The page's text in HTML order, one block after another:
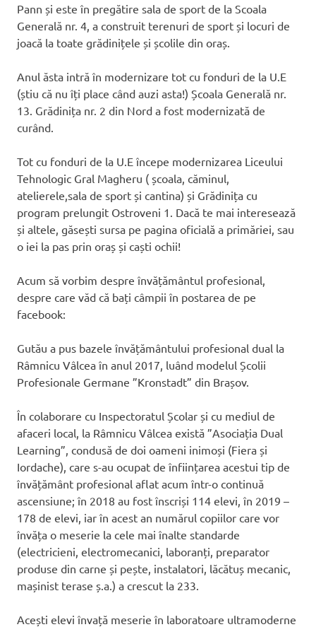
Pann și este în pregătire sala de sport de la Scoala
Generală nr. 4, a construit terenuri de sport și locuri de
joacă la toate grădinițele și școlile din oraș.
Anul ăsta intră în modernizare tot cu fonduri de la U.E
(știu că nu îți place când auzi asta!) Școala Generală nr.
13. Grădinița nr. 2 din Nord a fost modernizată de
curând.
Tot cu fonduri de la U.E începe modernizarea Liceului
Tehnologic Gral Magheru ( școala, căminul,
atelierele,sala de sport și cantina) și Grădinița cu
program prelungit Ostroveni 1. Dacă te mai interesează
și altele, găsești sursa pe pagina oficială a primăriei, sau
o iei la pas prin oraș și caști ochii!
Acum să vorbim despre învățământul profesional,
despre care văd că bați câmpii în postarea de pe
facebook:
Gutău a pus bazele învățământului profesional dual la
Râmnicu Vâlcea în anul 2017, luând modelul Școlii
Profesionale Germane ”Kronstadt” din Brașov.
În colaborare cu Inspectoratul Școlar și cu mediul de
afaceri local, la Râmnicu Vâlcea există ”Asociația Dual
Learning”, condusă de doi oameni inimoși (Fiera și
Iordache), care s-au ocupat de înființarea acestui tip de
învățământ profesional aflat acum într-o continuă
ascensiune; în 2018 au fost înscriși 114 elevi, în 2019 –
178 de elevi, iar în acest an numărul copiilor care vor
învăța o meserie la cele mai înalte standarde
(electricieni, electromecanici, laboranți, preparator
produse din carne și pește, instalatori, lăcătuș mecanic,
mașinist terase ș.a.) a crescut la 233.
Acești elevi învață meserie în laboratoare ultramoderne